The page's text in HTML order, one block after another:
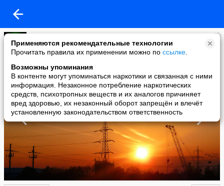
Применяются рекомендательные технологии
Прочитать правила их применении можно по ссылке
Возможны упоминания
В контенте могут упоминаться наркотики и связанная с ними
информация. Незаконное потребление наркотических
средств, психотропных веществ и их аналогов причиняет
вред здоровью, их незаконный оборот запрещён и влечёт
установленную законодательством ответственность
ПТС
added a photo
08 Apr в 09:15